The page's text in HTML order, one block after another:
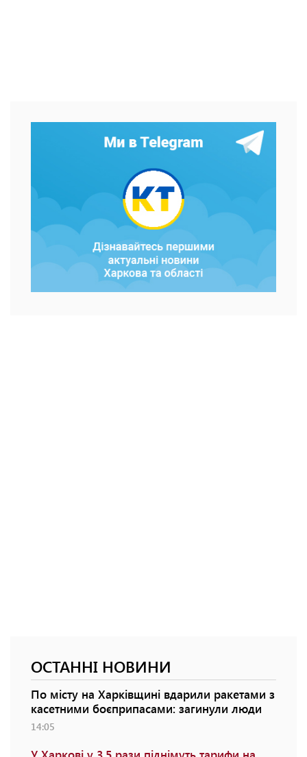
ОСТАННІ НОВИНИ
По місту на Харківщині вдарили ракетами з
касетними боєприпасами: загинули люди
14:05